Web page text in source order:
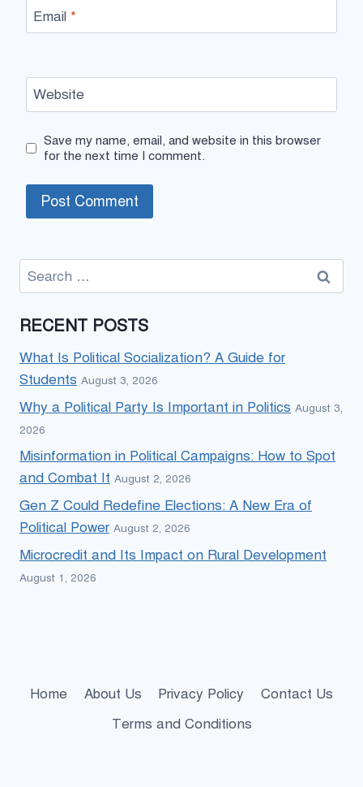
Email *
Website
Save my name, email, and website in this browser
for the next time I comment.
Search
for:
RECENT POSTS
What Is Political Socialization? A Guide for
Students August 3, 2026
Why a Political Party Is Important in Politics August 3,
2026
Misinformation in Political Campaigns: How to Spot
and Combat It August 2, 2026
Gen Z Could Redefine Elections: A New Era of
Political Power August 2, 2026
Microcredit and Its Impact on Rural Development
August 1, 2026
Home About Us Privacy Policy
Contact Us
Terms and Conditions